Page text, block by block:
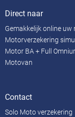
Direct naar
Gemakkelijk online uw
Motorverzekering
Motor BA + Full
Motovan
Contact
Solo Moto verzekering